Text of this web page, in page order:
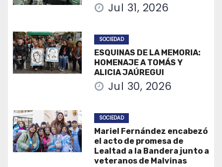
Jul 31, 2026
SOCIEDAD
ESQUINAS DE LA MEMORIA:
HOMENAJE A TOMÁS Y
ALICIA JAÚREGUI
Jul 30, 2026
SOCIEDAD
Mariel Fernández encabezó
el acto de promesa de
Lealtad a la Bandera junto a
veteranos de Malvinas